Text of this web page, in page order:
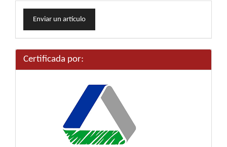
Enviar
un Enviar un artículo
Certificada por: